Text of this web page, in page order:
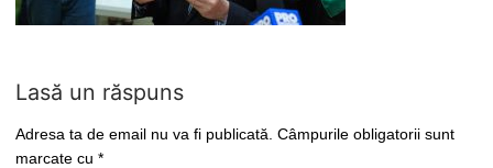
Lasă un răspuns
Adresa ta de email nu va fi publicată. Câmpurile obligatorii sunt
marcate cu *